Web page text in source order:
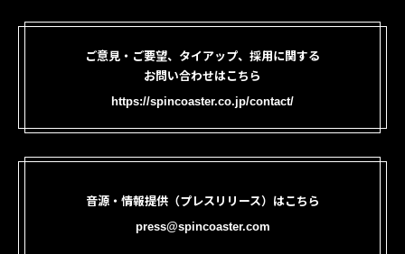
ご意見・ご要望、タイアップ、採用に関する
お問い合わせはこちら
https://spincoaster.co.jp/contact/
音源・情報提供（プレスリリース）はこちら
press@spincoaster.com